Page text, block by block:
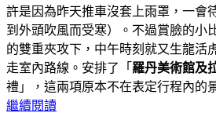
許是因為昨天推車沒套上雨罩，一會
到外頭吹風而受寒）。不過賞臉的小
的雙重夾攻下，中午時刻就又生龍活
走室內路線。安排了「 羅丹美術館及
禮」，這兩項原本不在表定行程內的
繼續閱讀